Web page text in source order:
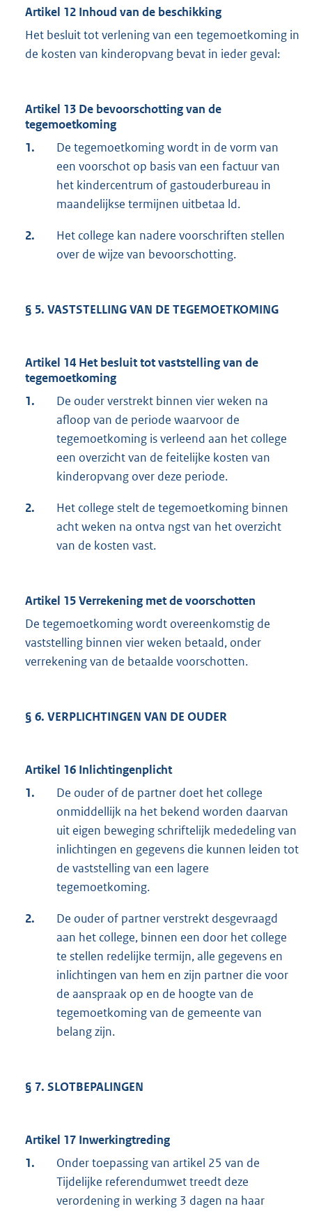
Artikel 12 Inhoud van de beschikking
Het besluit tot verlening van een tegemoetkoming in
de kosten van kinderopvang bevat in ieder geval:
Artikel 13 De bevoorschotting van de
tegemoetkoming
1.
De tegemoetkoming wordt in de vorm van
een voorschot op basis van een factuur van
het kindercentrum of gastouderbureau in
maandelijkse termijnen uitbetaa ld.
2.
Het college kan nadere voorschriften stellen
over de wijze van bevoorschotting.
§ 5. VASTSTELLING VAN DE TEGEMOETKOMING
Artikel 14 Het besluit tot vaststelling van de
tegemoetkoming
1.
De ouder verstrekt binnen vier weken na
afloop van de periode waarvoor de
tegemoetkoming is verleend aan het college
een overzicht van de feitelijke kosten van
kinderopvang over deze periode.
2.
Het college stelt de tegemoetkoming binnen
acht weken na ontva ngst van het overzicht
van de kosten vast.
Artikel 15 Verrekening met de voorschotten
De tegemoetkoming wordt overeenkomstig de
vaststelling binnen vier weken betaald, onder
verrekening van de betaalde voorschotten.
§ 6. VERPLICHTINGEN VAN DE OUDER
Artikel 16 Inlichtingenplicht
1.
De ouder of de partner doet het college
onmiddellijk na het bekend worden daarvan
uit eigen beweging schriftelijk mededeling van
inlichtingen en gegevens die kunnen leiden tot
de vaststelling van een lagere
tegemoetkoming.
2.
De ouder of partner verstrekt desgevraagd
aan het college, binnen een door het college
te stellen redelijke termijn, alle gegevens en
inlichtingen van hem en zijn partner die voor
de aanspraak op en de hoogte van de
tegemoetkoming van de gemeente van
belang zijn.
§ 7. SLOTBEPALINGEN
Artikel 17 Inwerkingtreding
1.
Onder toepassing van artikel 25 van de
Tijdelijke referendumwet treedt deze
verordening in werking 3 dagen na haar